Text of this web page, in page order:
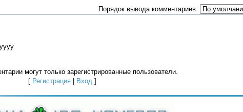
Порядок вывода комментариев:
могут только зарегистрированные пользователи.
[ Регистрация | Вход ]